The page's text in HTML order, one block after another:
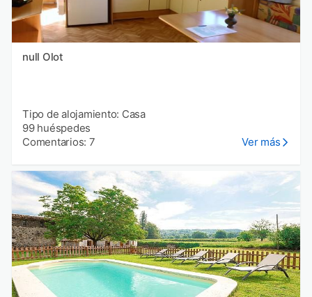
null Olot
Tipo de alojamiento: Casa
99 huéspedes
Comentarios: 7
Ver más